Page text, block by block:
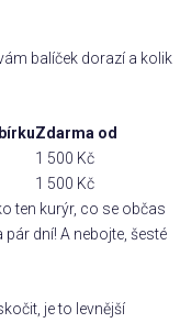
balíček dorazí a kolik
Zdarma od
1 500 Kč
1 500 Kč
ten kurýr, co se občas
dní! A nebojte, šesté
je to levnější